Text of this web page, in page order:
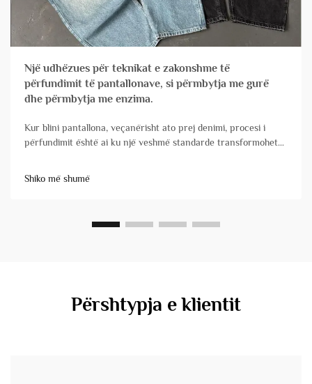
Një udhëzues për teknikat e zakonshme të
përfundimit të pantallonave, si përmbytja me gurë
dhe përmbytja me enzima.
Kur blini pantallona, veçanërisht ato prej denimi, procesi i
përfundimit është ai ku një veshmë standarde transformohet
Shiko më shumë
Përshtypja e klientit